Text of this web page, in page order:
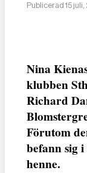
Publicerad 15 juli,
Nina
klubben
Richard
Förutom
befann sig
henne.